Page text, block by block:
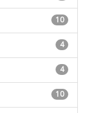
10
4
4
10